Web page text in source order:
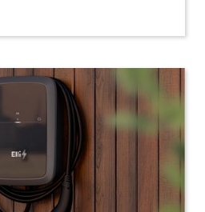
Festpreise pro
Laden